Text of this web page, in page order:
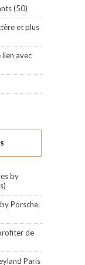
(50)
et plus
avec
by
Porsche,
de
Paris